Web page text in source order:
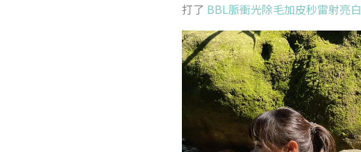
打了 BBL脈衝光除毛加皮秒雷射亮白